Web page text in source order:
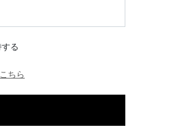
る
ちら